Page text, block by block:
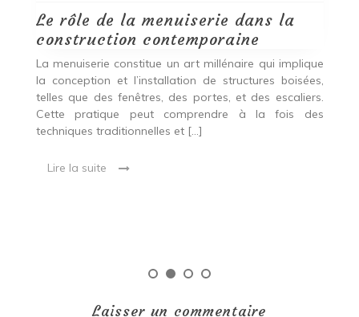
Le rôle de la menuiserie dans la
construction contemporaine
La menuiserie constitue un art millénaire qui implique
la conception et l’installation de structures boisées,
telles que des fenêtres, des portes, et des escaliers.
Cette pratique peut comprendre à la fois des
techniques traditionnelles et […]
Lire la suite
Laisser un commentaire